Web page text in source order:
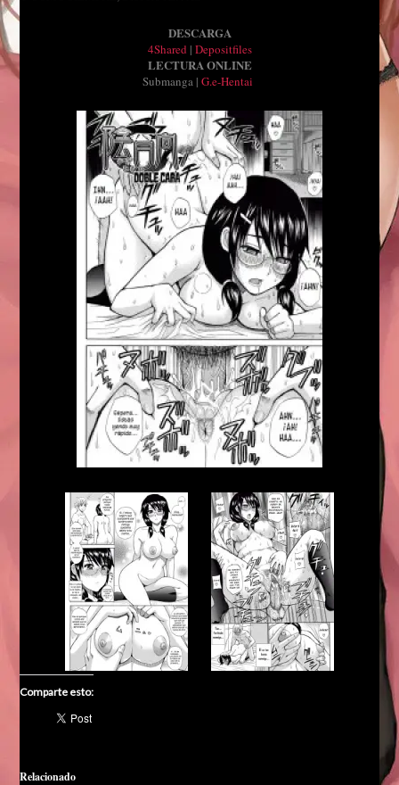
DESCARGA
4Shared | Depositfiles
LECTURA ONLINE
Submanga | G.e-Hentai
Comparte esto:
Relacionado